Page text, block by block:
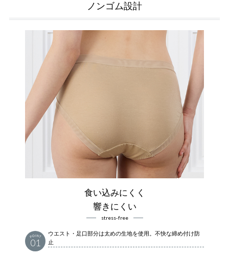
ノンゴム設計
食い込みにくく
響きにくい
stress-free
01
ウエスト・足口部分は太めの生地を使用。不快な締め付け防
止